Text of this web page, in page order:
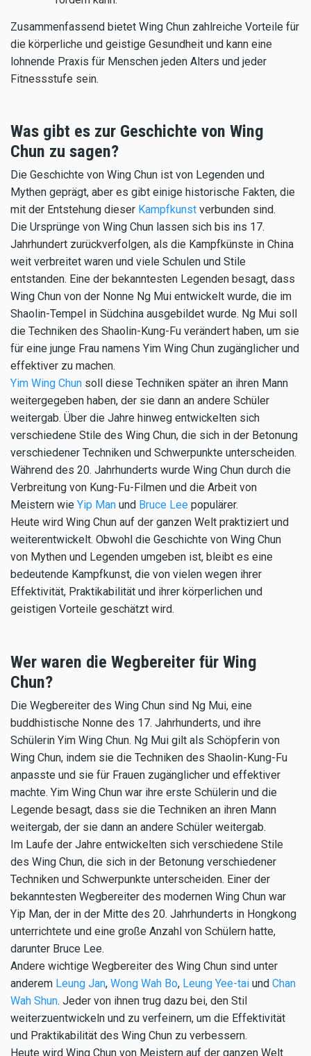
Zusammenfassend bietet Wing Chun zahlreiche Vorteile für
die körperliche und geistige Gesundheit und kann eine
lohnende Praxis für Menschen jeden Alters und jeder
Fitnessstufe sein.
Was gibt es zur Geschichte von Wing
Chun zu sagen?
Die Geschichte von Wing Chun ist von Legenden und
Mythen geprägt, aber es gibt einige historische Fakten, die
mit der Entstehung dieser Kampfkunst verbunden sind.
Die Ursprünge von Wing Chun lassen sich bis ins 17.
Jahrhundert zurückverfolgen, als die Kampfkünste in China
weit verbreitet waren und viele Schulen und Stile
entstanden. Eine der bekanntesten Legenden besagt, dass
Wing Chun von der Nonne Ng Mui entwickelt wurde, die im
Shaolin-Tempel in Südchina ausgebildet wurde. Ng Mui soll
die Techniken des Shaolin-Kung-Fu verändert haben, um sie
für eine junge Frau namens Yim Wing Chun zugänglicher und
effektiver zu machen.
Yim Wing Chun soll diese Techniken später an ihren Mann
weitergegeben haben, der sie dann an andere Schüler
weitergab. Über die Jahre hinweg entwickelten sich
verschiedene Stile des Wing Chun, die sich in der Betonung
verschiedener Techniken und Schwerpunkte unterscheiden.
Während des 20. Jahrhunderts wurde Wing Chun durch die
Verbreitung von Kung-Fu-Filmen und die Arbeit von
Meistern wie Yip Man und Bruce Lee populärer.
Heute wird Wing Chun auf der ganzen Welt praktiziert und
weiterentwickelt. Obwohl die Geschichte von Wing Chun
von Mythen und Legenden umgeben ist, bleibt es eine
bedeutende Kampfkunst, die von vielen wegen ihrer
Effektivität, Praktikabilität und ihrer körperlichen und
geistigen Vorteile geschätzt wird.
Wer waren die Wegbereiter für Wing
Chun?
Die Wegbereiter des Wing Chun sind Ng Mui, eine
buddhistische Nonne des 17. Jahrhunderts, und ihre
Schülerin Yim Wing Chun. Ng Mui gilt als Schöpferin von
Wing Chun, indem sie die Techniken des Shaolin-Kung-Fu
anpasste und sie für Frauen zugänglicher und effektiver
machte. Yim Wing Chun war ihre erste Schülerin und die
Legende besagt, dass sie die Techniken an ihren Mann
weitergab, der sie dann an andere Schüler weitergab.
Im Laufe der Jahre entwickelten sich verschiedene Stile
des Wing Chun, die sich in der Betonung verschiedener
Techniken und Schwerpunkte unterscheiden. Einer der
bekanntesten Wegbereiter des modernen Wing Chun war
Yip Man, der in der Mitte des 20. Jahrhunderts in Hongkong
unterrichtete und eine große Anzahl von Schülern hatte,
darunter Bruce Lee.
Andere wichtige Wegbereiter des Wing Chun sind unter
anderem Leung Jan, Wong Wah Bo, Leung Yee-tai und Chan
Wah Shun. Jeder von ihnen trug dazu bei, den Stil
weiterzuentwickeln und zu verfeinern, um die Effektivität
und Praktikabilität des Wing Chun zu verbessern.
Heute wird Wing Chun von Meistern auf der ganzen Welt